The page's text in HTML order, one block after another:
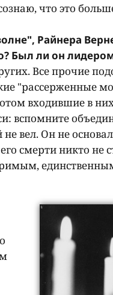
что это
Райнера
Был ли он
Все прочие
"рассерженные
входившие в
вспомните
вел. Он не
смерти никто не